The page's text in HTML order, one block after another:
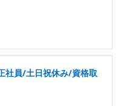
社員/土日祝休み/資格取